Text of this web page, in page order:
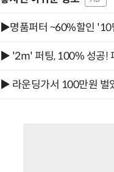
▶명품퍼터 ~60%할인 '10
▶ '2m' 퍼팅, 100% 성공!
▶ 라운딩가서 100만원 벌